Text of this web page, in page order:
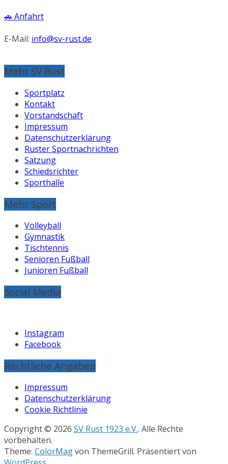
🚗 Anfahrt
E-Mail: info@sv-rust.de
Mehr SV Rust
Sportplatz
Kontakt
Vorstandschaft
Impressum
Datenschutzerklärung
Ruster Sportnachrichten
Satzung
Schiedsrichter
Sporthalle
Mehr Sport
Volleyball
Gymnastik
Tischtennis
Senioren Fußball
Junioren Fußball
Social Media
Instagram
Facebook
Rechtliche Angaben
Impressum
Datenschutzerklärung
Cookie Richtlinie
Copyright © 2026 SV Rust 1923 e.V.. Alle Rechte
vorbehalten.
Theme: ColorMagvon ThemeGrill. Präsentiert von